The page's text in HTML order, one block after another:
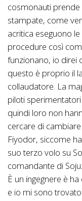
cosmonauti
stampate, come
acritica eseguono
procedure così
funzionano, io direi
questo è proprio il
collaudatore. La
piloti
quindi loro non
cercare di
Fiyodor, siccome
suo terzo volo su
comandante di
È un ingegnere è
e io mi sono